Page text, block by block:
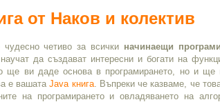
от Наков и колектив
чудесно четиво за всички начинаещи
да създават интересни и богати на
ще ви даде основа в програмирането, но и ще
е вашатаJava книга. Въпреки че казваме, че
на програмирането и овладяването на